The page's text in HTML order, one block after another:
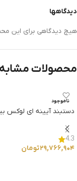
دیدگاهها
هیچ دیدگاهی برای این
محصولات مشابه
ناموجود
دستبند آیینه ای لوکس
4.3
۲۹,۷۶۶,۹۰۴تومان